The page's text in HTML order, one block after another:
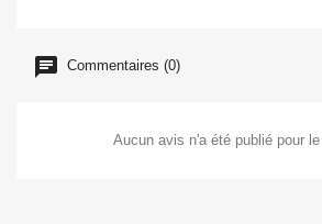
Commentaires (0)
Aucun avis n'a été publié pour